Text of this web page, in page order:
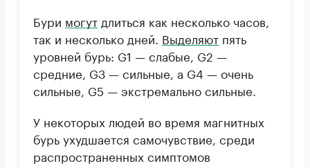
Бури могут длиться как несколько часов,
так и несколько дней. Выделяют пять
уровней бурь: G1 — слабые, G2 —
средние, G3 — сильные, а G4 — очень
сильные, G5 — экстремально сильные.
У некоторых людей во время магнитных
бурь ухудшается самочувствие, среди
распространенных симптомов